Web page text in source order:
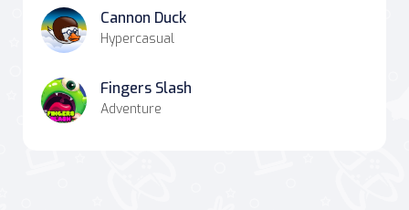
Cannon Duck
Hypercasual
Fingers Slash
Adventure